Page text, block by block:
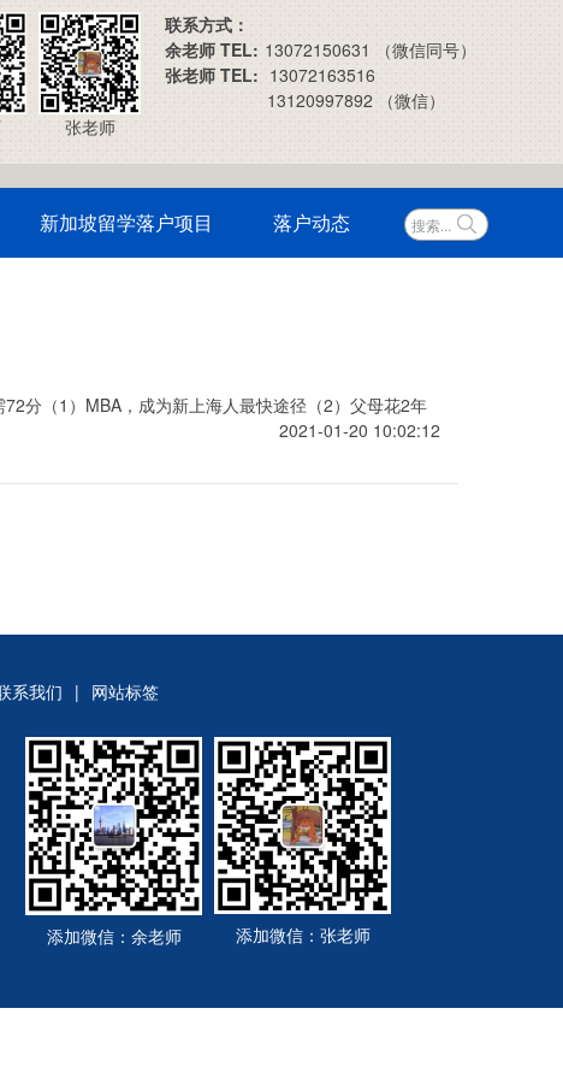
联系方式：
余老师 TEL: 13072150631 （微信同号）
张老师 TEL: 13072163516
13120997892 （微信）
张老师
新加坡留学落户项目 落户动态
分（1）MBA，成为新上海人最快途径（2）父母花2年
2021-01-20 10:02:12
系我们 | 网站标签
添加微信：余老师 添加微信：张老师